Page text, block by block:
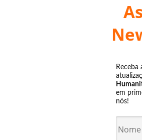
Receba
em
nós!